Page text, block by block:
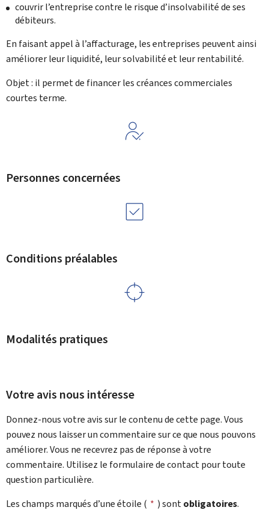
couvrir l’entreprise contre le risque d’insolvabilité de ses
débiteurs.
En faisant appel à l’affacturage, les entreprises peuvent ainsi
améliorer leur liquidité, leur solvabilité et leur rentabilité.
Objet : il permet de financer les créances commerciales
courtes terme.
Personnes concernées
Conditions préalables
Modalités pratiques
Votre avis nous intéresse
Donnez-nous votre avis sur le contenu de cette page. Vous
pouvez nous laisser un commentaire sur ce que nous pouvons
améliorer. Vous ne recevrez pas de réponse à votre
commentaire. Utilisez le formulaire de contact pour toute
question particulière.
Les champs marqués d’une étoile ( * ) sontobligatoires.